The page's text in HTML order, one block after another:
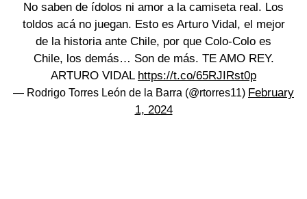
No saben de ídolos ni amor a la camiseta real. Los
toldos acá no juegan. Esto es Arturo Vidal, el mejor
de la historia ante Chile, por que Colo-Colo es
Chile, los demás… Son de más. TE AMO REY.
ARTURO VIDAL https://t.co/65RJIRst0p
— Rodrigo Torres León de la Barra (@rtorres11) February
1, 2024